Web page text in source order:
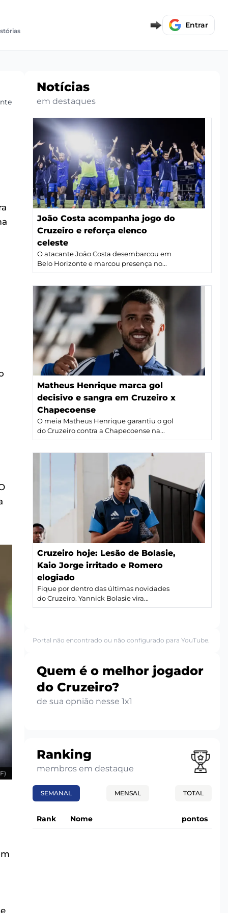
Entrar
Notícias
em destaques
João Costa acompanha jogo do
Cruzeiro e reforça elenco
celeste
O atacante João Costa desembarcou em
Belo Horizonte e marcou presença no...
Matheus Henrique marca gol
decisivo e sangra em Cruzeiro x
Chapecoense
O meia Matheus Henrique garantiu o gol
do Cruzeiro contra a Chapecoense na...
Cruzeiro hoje: Lesão de Bolasie,
Kaio Jorge irritado e Romero
elogiado
Fique por dentro das últimas novidades
do Cruzeiro. Yannick Bolasie vira...
Portal não encontrado ou não configurado para YouTube.
Quem é o melhor jogador
do Cruzeiro?
de sua opnião nesse 1x1
Ranking
membros em destaque
SEMANAL MENSAL TOTAL
Rank Nome pontos